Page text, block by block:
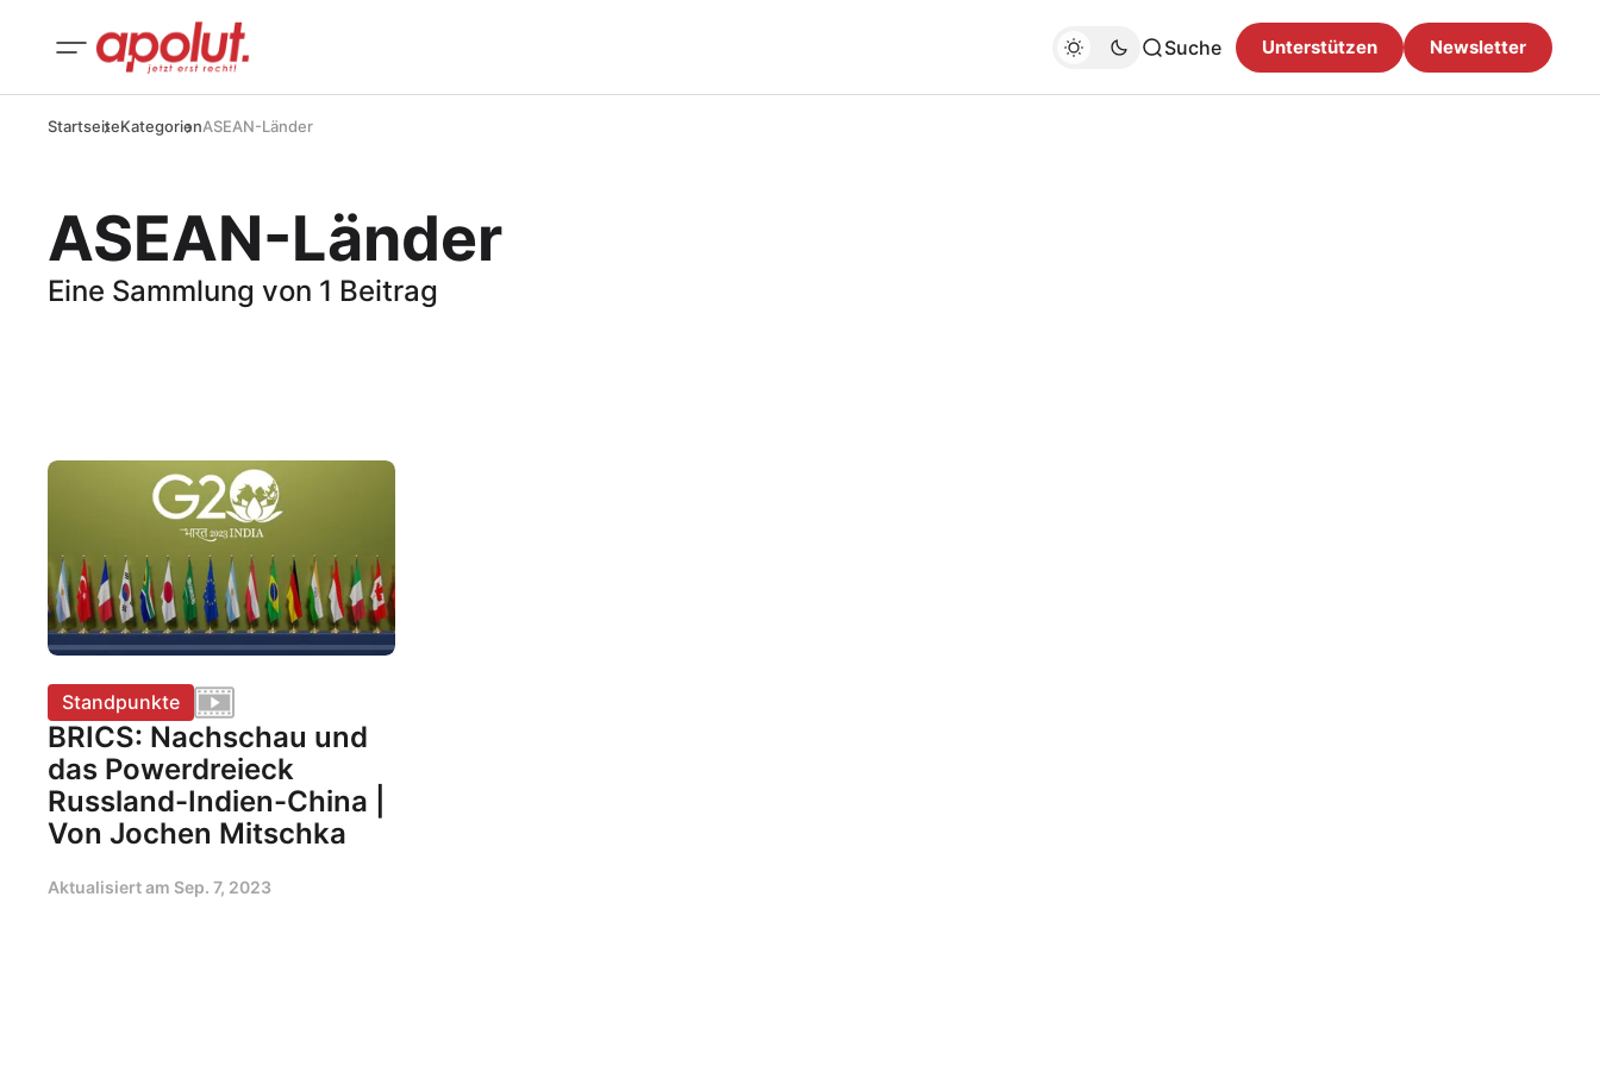
Suche Unterstützen Newsletter
StartseiteKategorienASEAN-Länder
ASEAN-Länder
Eine Sammlung von 1 Beitrag
Standpunkte
BRICS: Nachschau und
das Powerdreieck
Russland-Indien-China |
Von Jochen Mitschka
Aktualisiert am Sep. 7, 2023